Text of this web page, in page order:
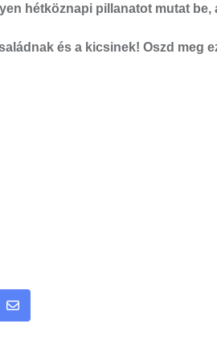
hétköznapi pillanatot mutat
és a kicsinek! Oszd meg